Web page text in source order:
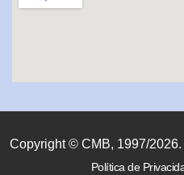
Copyright © CMB, 1997/
Política de